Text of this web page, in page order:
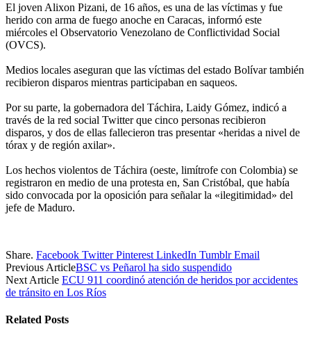
El joven Alixon Pizani, de 16 años, es una de las víctimas y fue
herido con arma de fuego anoche en Caracas, informó este
miércoles el Observatorio Venezolano de Conflictividad Social
(OVCS).
Medios locales aseguran que las víctimas del estado Bolívar también
recibieron disparos mientras participaban en saqueos.
Por su parte, la gobernadora del Táchira, Laidy Gómez, indicó a
través de la red social Twitter que cinco personas recibieron
disparos, y dos de ellas fallecieron tras presentar «heridas a nivel de
tórax y de región axilar».
Los hechos violentos de Táchira (oeste, limítrofe con Colombia) se
registraron en medio de una protesta en, San Cristóbal, que había
sido convocada por la oposición para señalar la «ilegitimidad» del
jefe de Maduro.
Share. Facebook Twitter Pinterest LinkedIn Tumblr Email
Previous ArticleBSC vs Peñarol ha sido suspendido
Next Article ECU 911 coordinó atención de heridos por accidentes
de tránsito en Los Ríos
Related Posts